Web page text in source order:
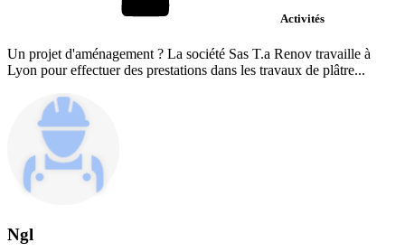
Activités
Un projet d'aménagement ? La société Sas T.a Renov travaille à
Lyon pour effectuer des prestations dans les travaux de plâtre...
Ngl